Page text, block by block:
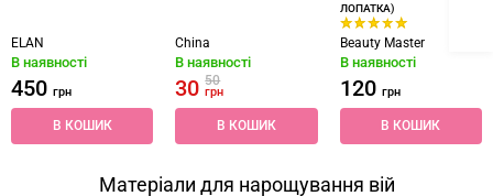
ELAN
В наявності
450 грн
В КОШИК
China
В наявності
3050
грн
В КОШИК
ЛОПАТКА)
Beauty Master
В наявності
120 грн
В КОШИК
Матеріали для нарощування вій